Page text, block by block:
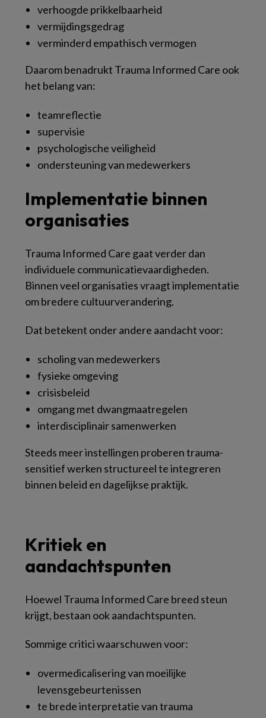
verhoogde prikkelbaarheid
vermijdingsgedrag
verminderd empathisch vermogen
Daarom benadrukt Trauma Informed Care ook
het belang van:
teamreflectie
supervisie
psychologische veiligheid
ondersteuning van medewerkers
Implementatie binnen
organisaties
Trauma Informed Care gaat verder dan
individuele communicatievaardigheden.
Binnen veel organisaties vraagt implementatie
om bredere cultuurverandering.
Dat betekent onder andere aandacht voor:
scholing van medewerkers
fysieke omgeving
crisisbeleid
omgang met dwangmaatregelen
interdisciplinair samenwerken
Steeds meer instellingen proberen trauma-
sensitief werken structureel te integreren
binnen beleid en dagelijkse praktijk.
Kritiek en
aandachtspunten
Hoewel Trauma Informed Care breed steun
krijgt, bestaan ook aandachtspunten.
Sommige critici waarschuwen voor:
overmedicalisering van moeilijke
levensgebeurtenissen
te brede interpretatie van trauma